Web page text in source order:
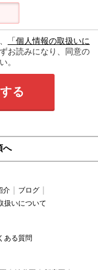
「個人情報の取扱いに
お読みになり、同意の
。
る
へ
介
ブログ
扱いについて
ある質問